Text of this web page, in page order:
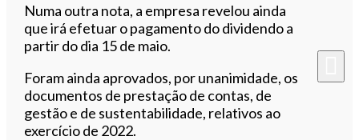
Numa outra nota, a empresa revelou ainda
que irá efetuar o pagamento do dividendo a
partir do dia 15 de maio.
Foram ainda aprovados, por unanimidade, os
documentos de prestação de contas, de
gestão e de sustentabilidade, relativos ao
exercício de 2022.